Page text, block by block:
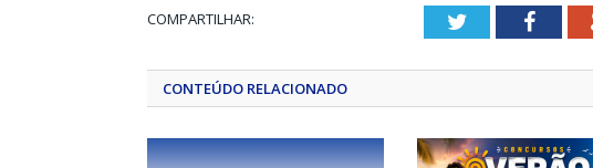
COMPARTILHAR: Twitter
CONTEÚDO RELACIONADO